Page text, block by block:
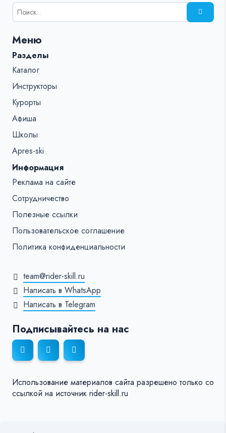
Результаты
поиска
%s:
Меню
Разделы
Каталог
Инструкторы
Курорты
Афиша
Школы
Apres-ski
Информация
Реклама на сайте
Сотрудничество
Полезные ссылки
Пользовательское соглашение
Политика конфиденциальности
team@rider-skill.ru
Написать в WhatsApp
Написать в Telegram
Подписывайтесь на нас
Использование материалов сайта разрешено только со
ссылкой на источник rider-skill.ru